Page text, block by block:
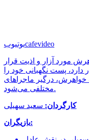
یوتیوبcafevideo
مورد آزار و اذیت قرار
دارد، پست نگهبانی خود را
درگیر ماجراهای
مختلفی می‌شود.
کارگردان: سعید سهیلی
بازیگران: